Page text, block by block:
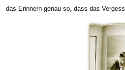
das Erinnern genau so, dass das